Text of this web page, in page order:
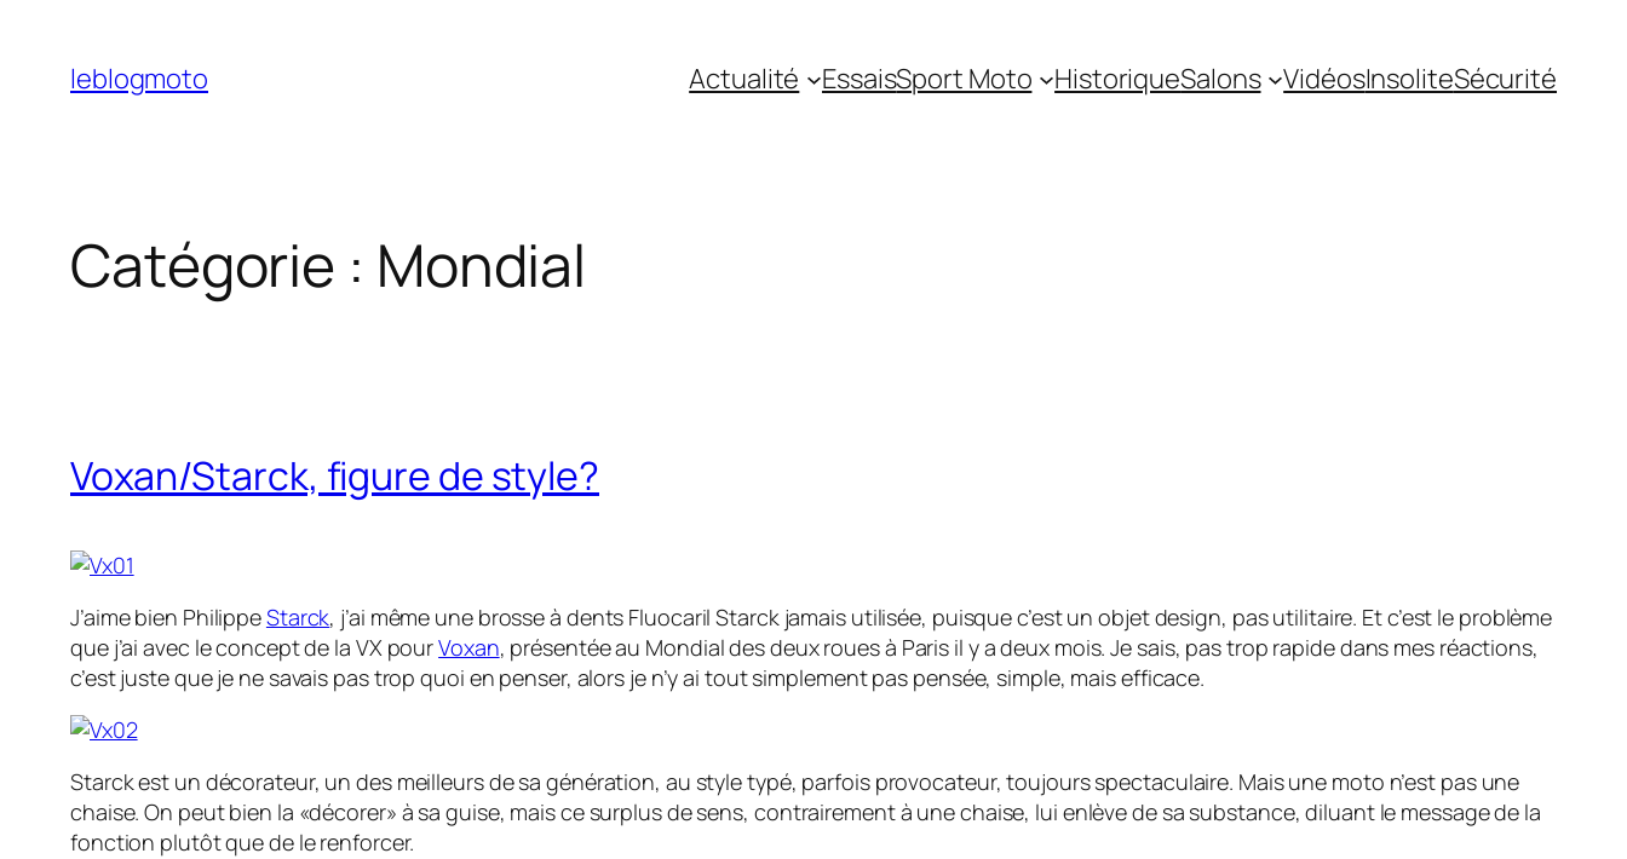
contenu
leblogmoto Actualité EssaisSport Moto HistoriqueSalons VidéosInsoliteSécurité
Catégorie : Mondial
Voxan/Starck, figure de style?
J’aime bien PhilippeStarck, j’ai même une brosse à dents Fluocaril Starck jamais utilisée, puisque c’est un objet design, pas utilitaire. Et c’est le problème
que j’ai avec le concept de la VX pourVoxan, présentée au Mondial des deux roues à Paris il y a deux mois. Je sais, pas trop rapide dans mes réactions,
c’est juste que je ne savais pas trop quoi en penser, alors je n’y ai tout simplement pas pensée, simple, mais efficace.
Starck est un décorateur, un des meilleurs de sa génération, au style typé, parfois provocateur, toujours spectaculaire. Mais une moto n’est pas une
chaise. On peut bien la «décorer» à sa guise, mais ce surplus de sens, contrairement à une chaise, lui enlève de sa substance, diluant le message de la
fonction plutôt que de le renforcer.